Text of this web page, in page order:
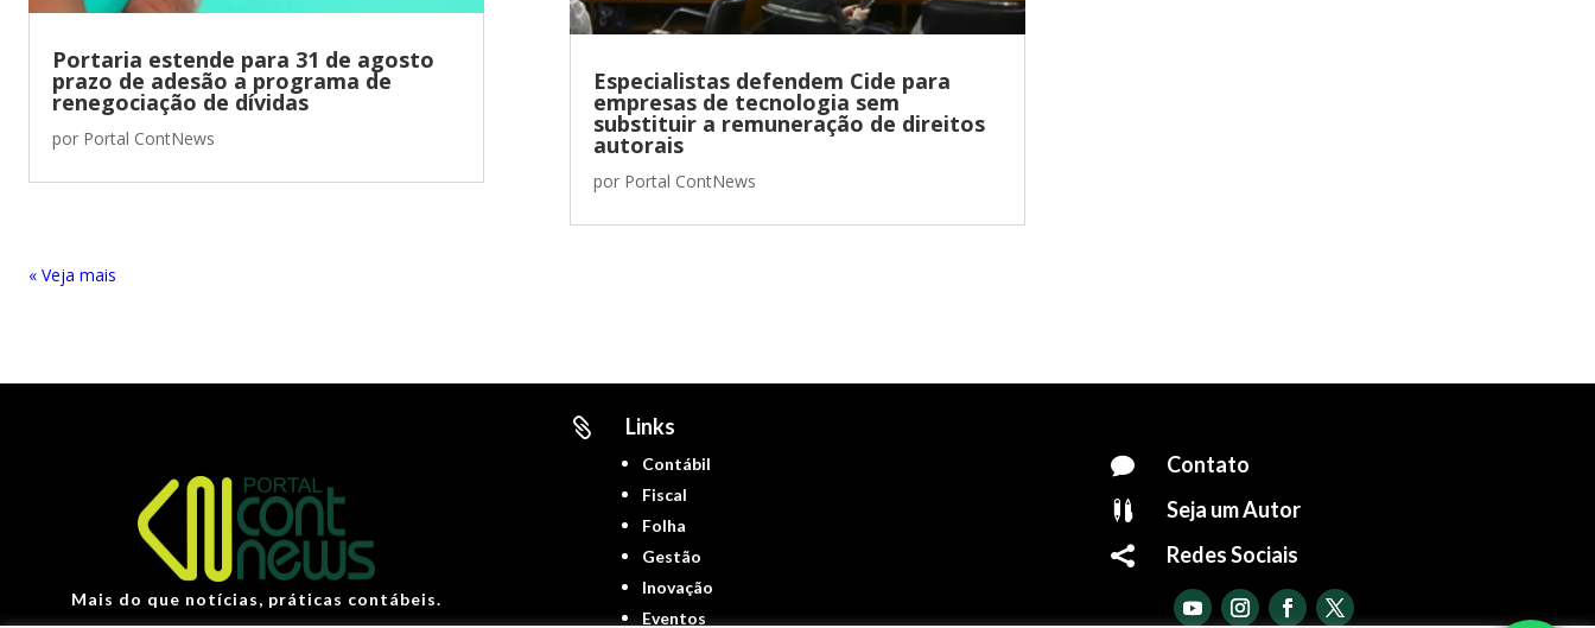
Portaria estende para 31 de agosto
prazo de adesão a programa de
renegociação de dívidas
por Portal ContNews
Especialistas defendem Cide para
empresas de tecnologia sem
substituir a remuneração de direitos
autorais
por Portal ContNews
« Entradas Antigas
Mais do que notícias, práticas contábeis.
 Links
Contábil
Fiscal
Folha
Gestão
Inovação
Eventos
 Contato
 Seja um Autor
 Redes Sociais